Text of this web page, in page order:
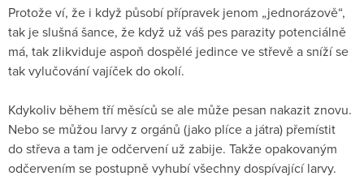
Protože ví, že i když působí přípravek jenom „jednorázově“,
tak je slušná šance, že když už váš pes parazity potenciálně
má, tak zlikviduje aspoň dospělé jedince ve střevě a sníží se
tak vylučování vajíček do okolí.
Kdykoliv během tří měsíců se ale může pesan nakazit znovu.
Nebo se můžou larvy z orgánů (jako plíce a játra) přemístit
do střeva a tam je odčervení už zabije. Takže opakovaným
odčervením se postupně vyhubí všechny dospívající larvy.